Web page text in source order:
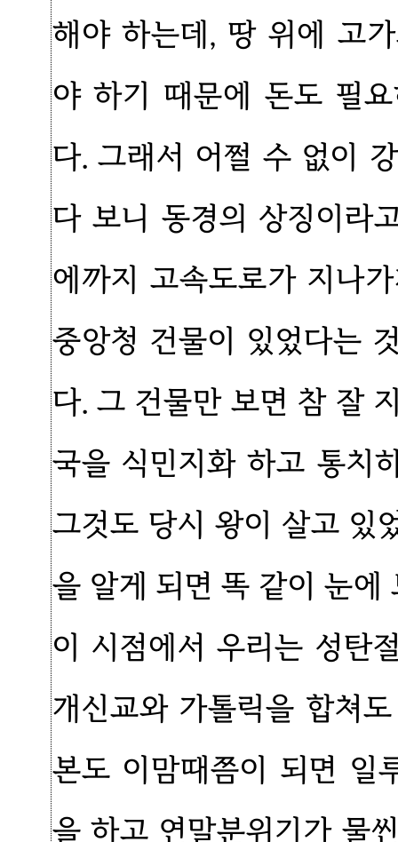
해야 하는데, 땅 위에 고
야 하기 때문에 돈도 필
다. 그래서 어쩔 수 없이
다 보니 동경의 상징이라
에까지 고속도로가 지나
중앙청 건물이 있었다는
다. 그 건물만 보면 참 잘
국을 식민지화 하고 통치
그것도 당시 왕이 살고 있
을 알게 되면 똑 같이 눈에
이 시점에서 우리는 성탄
개신교와 가톨릭을 합쳐
본도 이맘때쯤이 되면 일
을 하고 연말분위기가 물